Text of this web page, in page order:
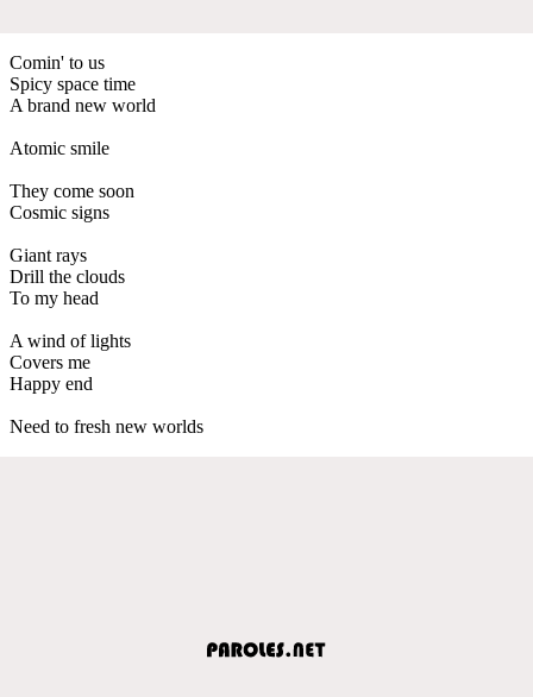
Comin' to us
Spicy space time
A brand new world
Atomic smile
They come soon
Cosmic signs
Giant rays
Drill the clouds
To my head
A wind of lights
Covers me
Happy end
Need to fresh new worlds